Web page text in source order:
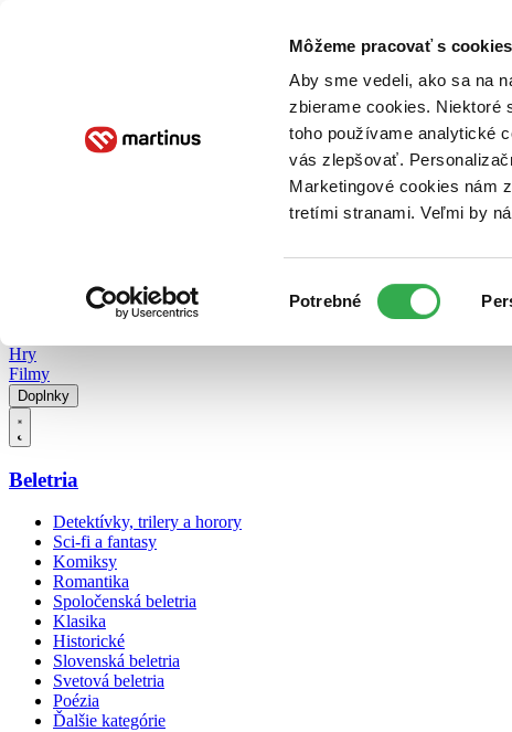
Môžeme pracovať s
Aby sme vedeli, ako sa na
zbierame cookies. Niektoré
toho používame analytické
vás zlepšovať.
Marketingové cookies nám
tretími stranami. Veľmi by
súhlasu
Potrebné
Poukážky Kontakt
Hry
Filmy
Doplnky
Beletria
Detektívky, trilery a horory
Sci-fi a fantasy
Komiksy
Romantika
Spoločenská beletria
Klasika
Historické
Slovenská beletria
Svetová beletria
Poézia
Ďalšie kategórie